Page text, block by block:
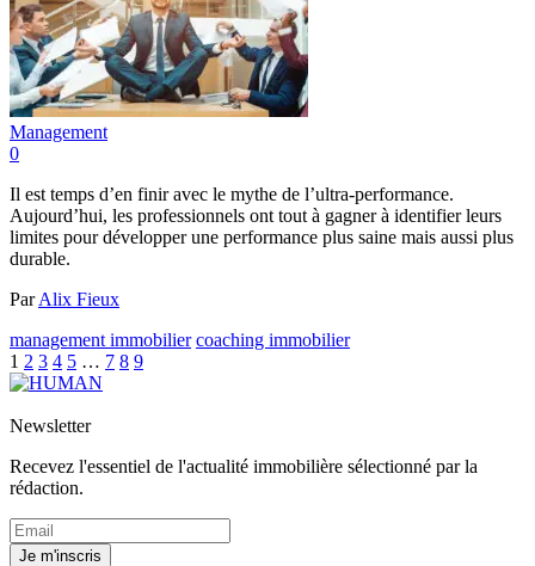
Management
0
Il est temps d’en finir avec le mythe de l’ultra-performance.
Aujourd’hui, les professionnels ont tout à gagner à identifier leurs
limites pour développer une performance plus saine mais aussi plus
durable.
ParAlix Fieux
management immobilier coaching immobilier
1 2 3 4 5 … 7 8 9
Newsletter
Recevez l'essentiel de l'actualité immobilière sélectionné par la
rédaction.
Je m'inscris